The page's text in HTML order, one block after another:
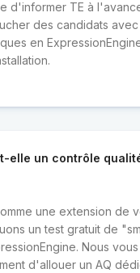
d'informer TE à
des candidats
en
elle un contrôle
une extension de
un test gratuit de
Nous vous
d'allouer un AQ